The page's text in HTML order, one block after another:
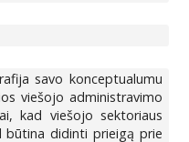
savo konceptualumu
viešojo administravimo
kad viešojo sektoriaus
būtina didinti prieigą prie